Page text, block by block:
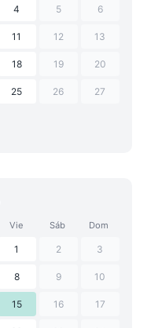
4 5 6
11 12 13
18 19 20
25 26 27
Vie Sáb Dom
1 2 3
8 9 10
15 16 17